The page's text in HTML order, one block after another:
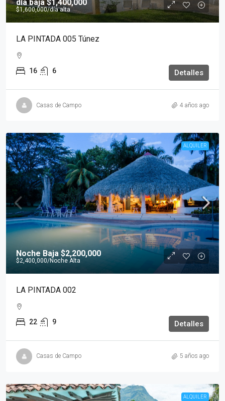
día baja$1,400,000
$1,600,000/día alta
LA PINTADA 005 Túnez
16 6 Detalles
Casas de Campo 4 años ago
ALQUILER
Noche Baja $2,200,000
$2,400,000/Noche Alta
LA PINTADA 002
22 9 Detalles
Casas de Campo 5 años ago
ALQUILER